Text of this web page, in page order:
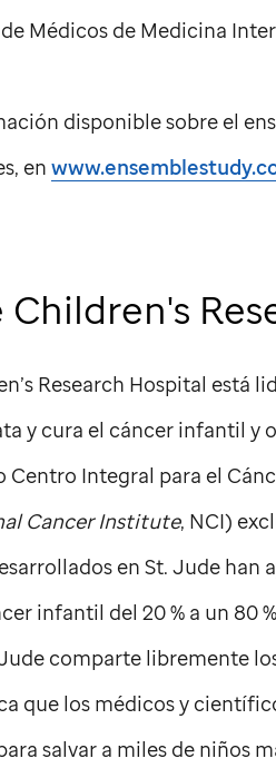
Médicos de Medicina
disponible sobre el
en
Children's
Research Hospital está
y cura el cáncer infantil y
Centro Integral para el
Cancer Institute, NCI)
enSt. Jude han
infantil del 20 % a un 80
comparte libremente
que los médicos y
salvar a miles de niños